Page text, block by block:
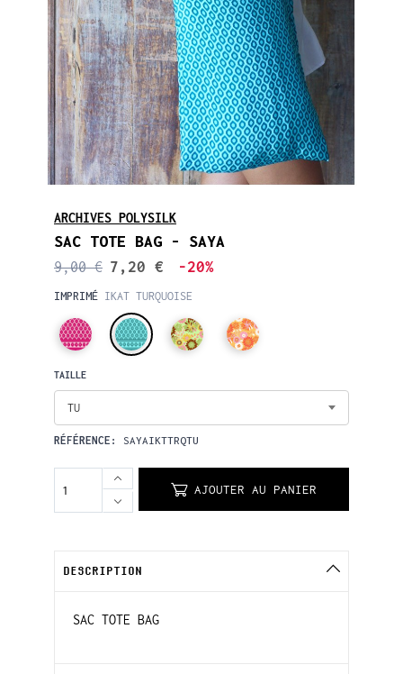
ARCHIVES POLYSILK
SAC TOTE BAG - SAYA
9,00 € 7,20 € -20%
IMPRIMÉ IKAT TURQUOISE
TAILLE
TU
RÉFÉRENCE: SAYAIKTTRQTU
AJOUTER AU PANIER
DESCRIPTION
SAC TOTE BAG